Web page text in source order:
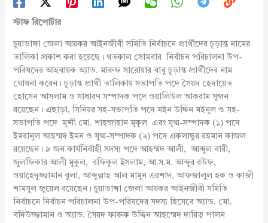
স্টাফ রিপোর্টার
চুয়াডাঙ্গা জেলা আয়কর আইনজীবী সমিতি নির্বাচনে প্রার্থীদের চূড়ান্ত নামের
তালিকা প্রকাশ করা হয়েছে। গতকাল সোমবার নির্বাচন পরিচালনা উপ-
পরিষদের আহবায়ক অ্যাড. মারুফ সারোয়ার বাবু চূড়ান্ত প্রার্থীদের নাম
ঘোষনা করেন। চূড়ান্ত প্রার্থী তালিকায় সভাপতি পদে সৈয়দ হেদায়েত
হোসেন আসলাম ও সাধারণ সম্পাদক পদে ওয়ালিউল আকরাম সুজন
রয়েছেন। এছাড়া, সিনিয়র সহ-সভাপতি পদে মইন উদ্দিন মইনুল ও সহ-
সভাপতি পদে মুন্সী মো. শাহজাহান মুকুল এবং যুগ্ম-সম্পাদক (১) পদে
ইমরানুল আহম্মদ ইমন ও যুগ্ম-সম্পাদক (২) পদে একলাছুর রহমান কাজল
রয়েছেন। ৯ জন কার্যনির্বাহী সদস্য পদে আহম্মদ আলী, আব্দুল বারী,
জুলফিকার আলী মুকুল, রফিকুল ইসলাম, আ.স.ম. আব্দুর রউফ,
ওয়াহেদুজ্জামান বুলা, আব্দুল্লাহ আল মামুন এরশাদ, আফজালুল হক ও কাজী
শামসুল জুয়েল রয়েছেন। চুয়াডাঙ্গা জেলা আয়কর আইনজীবী সমিতি
নির্বাচনে নির্বাচন পরিচালনা উপ-পরিষদের সদস্য হিসেবে অ্যাড. মো.
বদিউজ্জামান ও অ্যাড. সৈয়দ ফারুক উদ্দিন আহম্মেদ দায়িত্ব পালন